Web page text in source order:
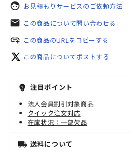
face お見積もりサービスのご依頼方法
mail この商品について問い合わせる
add_link この商品のURLをコピーする
この商品についてポストする
emoji_objects 注目ポイント
法人会員割引対象商品
クイック注文対応
一部欠品
local_shipping 送料について